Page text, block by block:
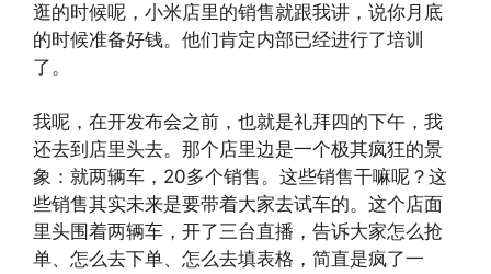
逛的时候呢，小米店里的销售就跟我讲，说你月底
的时候准备好钱。他们肯定内部已经进行了培训
了。
我呢，在开发布会之前，也就是礼拜四的下午，我
还去到店里头去。那个店里边是一个极其疯狂的景
象：就两辆车，20多个销售。这些销售干嘛呢？这
些销售其实未来是要带着大家去试车的。这个店面
里头围着两辆车，开了三台直播，告诉大家怎么抢
单、怎么去下单、怎么去填表格，简直是疯了一